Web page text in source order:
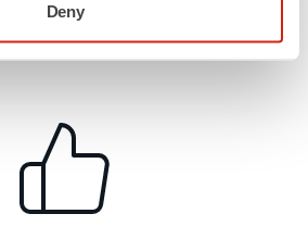
Deny
– Du kan sänka dina kostnader och